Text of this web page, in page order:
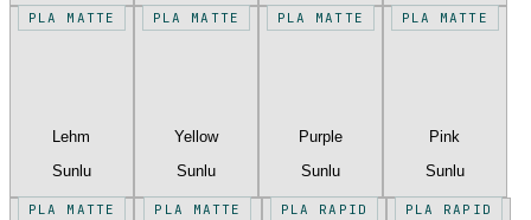
PLA MATTE
Lehm
Sunlu
PLA MATTE
Yellow
Sunlu
PLA MATTE
Purple
Sunlu
PLA MATTE
Pink
Sunlu
PLA MATTE PLA MATTE PLA RAPID PLA RAPID